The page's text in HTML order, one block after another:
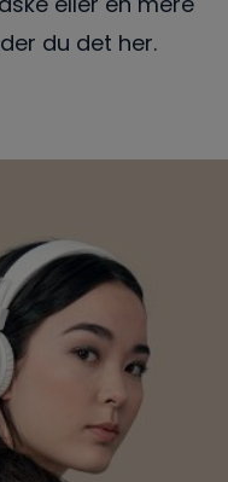
du det her.